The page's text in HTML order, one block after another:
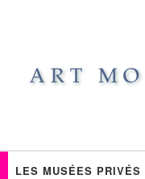
LES MUSÉES PRIVÉS